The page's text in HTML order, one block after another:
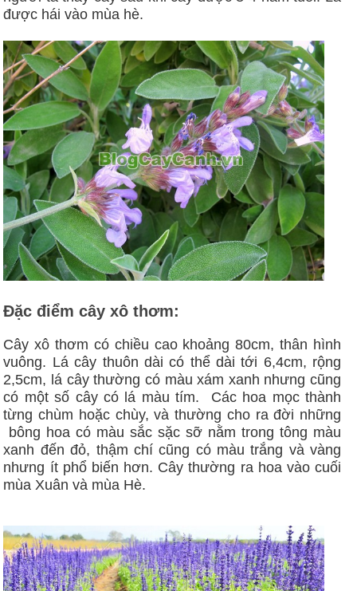
được hái vào mùa hè.
Đặc điểm cây xô thơm:
Cây xô thơm có chiều cao khoảng 80cm, thân hình
vuông. Lá cây thuôn dài có thể dài tới 6,4cm, rộng
2,5cm, lá cây thường có màu xám xanh nhưng cũng
có một số cây có lá màu tím. Các hoa mọc thành
từng chùm hoặc chùy, và thường cho ra đời những
bông hoa có màu sắc sặc sỡ nằm trong tông màu
xanh đến đỏ, thậm chí cũng có màu trắng và vàng
nhưng ít phổ biến hơn. Cây thường ra hoa vào cuối
mùa Xuân và mùa Hè.